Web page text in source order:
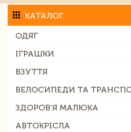
КАТАЛОГ
ОДЯГ
ІГРАШКИ
ВЗУТТЯ
ВЕЛОСИПЕДИ ТА
ЗДОРОВ'Я МАЛЮКА
АВТОКРІСЛА